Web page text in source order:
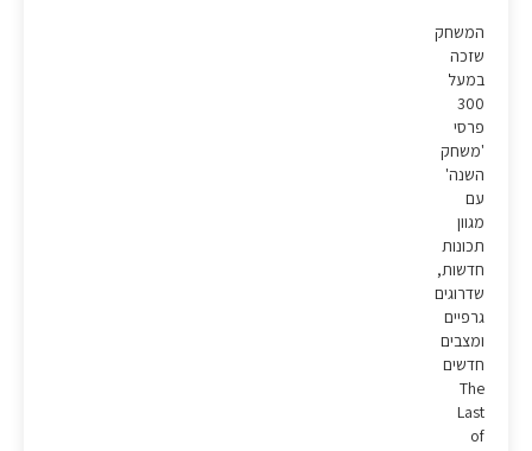
המשחק
שזכה
במעל
300
פרסי
'משחק
השנה'
עם
מגוון
תכונות
חדשות,
שדרוגים
גרפיים
ומצבים
חדשים
The
Last
of